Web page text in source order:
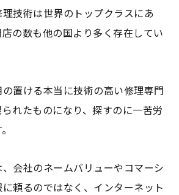
技術は世界のトップクラスにあ
の数も他の国より多く存在してい
置ける本当に技術の高い修理専門
れたものになり、探すのに一苦労
会社のネームバリューやコマーシ
頼るのではなく、インターネット